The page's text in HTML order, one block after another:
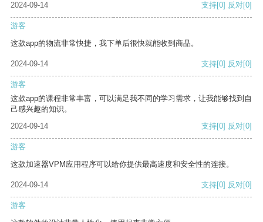
2024-09-14 支持[0] 反对[0]
游客
这款app的物流非常快捷，我下单后很快就能收到商品。
2024-09-14 支持[0] 反对[0]
游客
这款app的课程非常丰富，可以满足我不同的学习需求，让我能够找到自
己感兴趣的知识。
2024-09-14
支持[0] 反对[0]
游客
这款加速器VPM应用程序可以给你提供最高速度和安全性的连接。
2024-09-14 支持[0] 反对[0]
游客